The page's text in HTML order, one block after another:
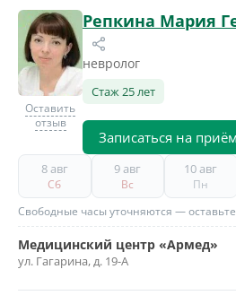
Оставить
отзыв
Репкина Мария
невролог
Стаж 25 лет
Записаться на приём
8 авг
Сб
9 авг
Вс
10 авг
Пн
Свободные часы уточняются —
Медицинский центр «Армед»
ул. Гагарина, д. 19-А